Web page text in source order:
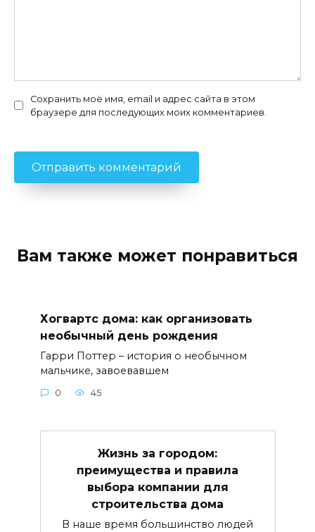
Сохранить моё имя, email и адрес сайта в этом
браузере для последующих моих комментариев.
Вам также может понравиться
Хогвартс дома: как организовать
необычный день рождения
Гарри Поттер – история о необычном
мальчике, завоевавшем
0 45
Жизнь за городом:
преимущества и правила
выбора компании для
строительства дома
В наше время большинство людей